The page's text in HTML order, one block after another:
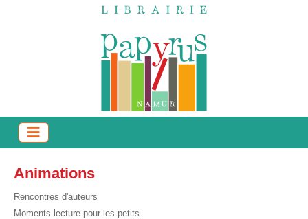
Animations
Rencontres d'auteurs
Moments lecture pour les petits